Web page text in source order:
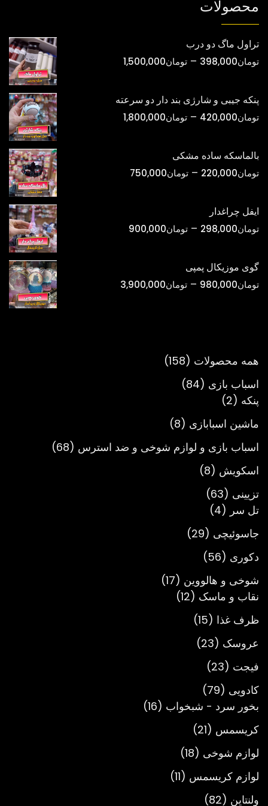
محصولات
تراول ماگ دو درب
تومان398,000
– تومان1,500,000محدوده
پنکه جیبی و شارژی بند دار دو سرعته
تومان420,000
– تومان1,800,000محدوده
تومان420,000
بالماسکه ساده مشکی
تومان220,000
– تومان750,000
تومان750,000
ایفل چراغدار
تومان298,000
– تومان900,000
تومان900,000
گوی موزیکال پمپی
تومان980,000
– تومان3,900,000
همه محصولات
158
158
اسباب بازی 84
84
پنکه 2
2
محصول
ماشین اسبابازی 8
8
اسباب بازی و لوازم شوخی و ضد استرس 68
68
اسکویش 8
8
تزیینی 63
63
محصول
تل سر 4
4
محصول
جاسوئیچی 29
29
دکوری 56
56
محصول
شوخی و هالووین 17
17
نقاب و ماسک 12
12
ظرف غذا 15
15
محصول
عروسک 23
23
فیجت 23
23
محصول
کادویی 79
79
محصول
بخور سرد - شبخواب 16
16
کریسمس 21
21
محصول
لوازم شوخی 18
18
محصول
لوازم کریسمس 11
11
ولنتاین 82
82